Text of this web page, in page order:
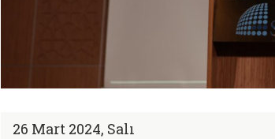
26 Mart 2024, Salı